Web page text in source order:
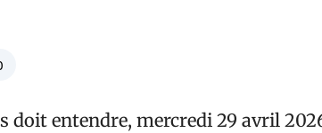
doit entendre, mercredi 29 avril